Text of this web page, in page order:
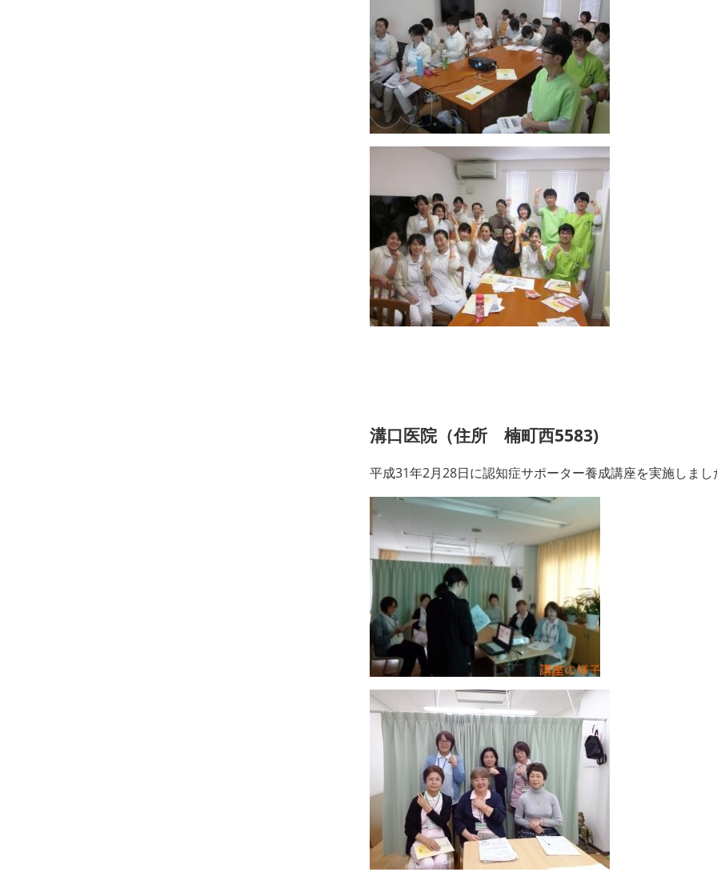
溝口医院（住所 楠町西5583)
平成31年2月28日に認知症サポーター養成講座を実施しまし